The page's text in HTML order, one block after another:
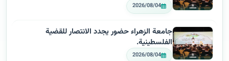
2026/08/04
جامعة الزهراء حضور يجدد الانتصار للقضية
الفلسطينية.
2026/08/04